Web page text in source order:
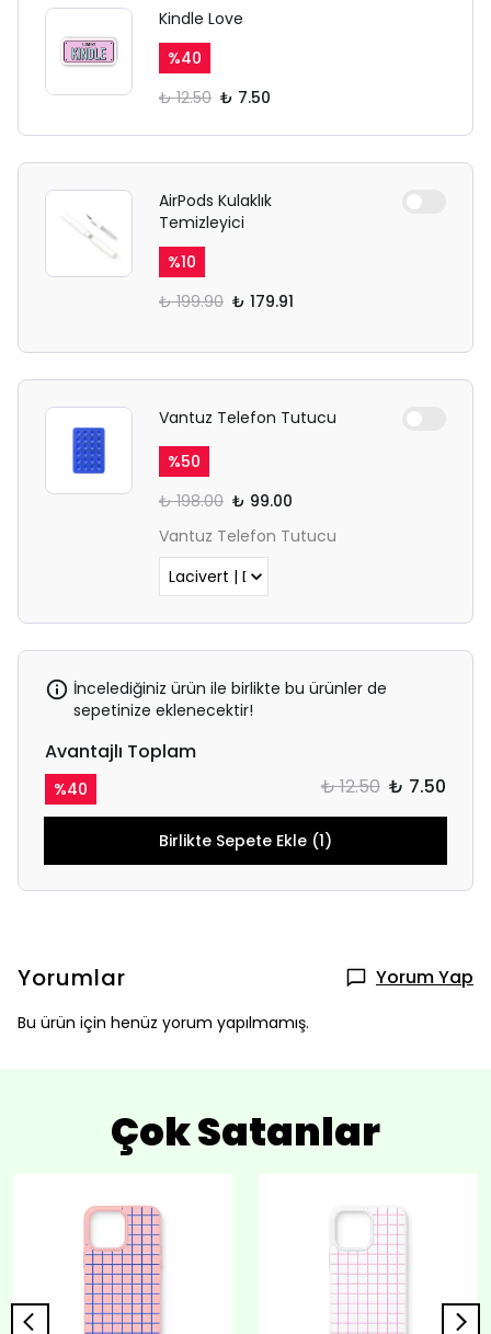
Kindle Love
%40
₺ 12.50 ₺ 7.50
AirPods Kulaklık
Temizleyici
%10
₺ 199.90 ₺ 179.91
Vantuz Telefon Tutucu
%50
₺ 198.00 ₺ 99.00
Vantuz Telefon Tutucu
İncelediğiniz ürün ile birlikte bu ürünler de
sepetinize eklenecektir!
Avantajlı Toplam
%40 ₺ 12.50 ₺ 7.50
Birlikte Sepete Ekle (1)
Yorumlar Yorum Yap
Bu ürün için henüz yorum yapılmamış.
Çok Satanlar